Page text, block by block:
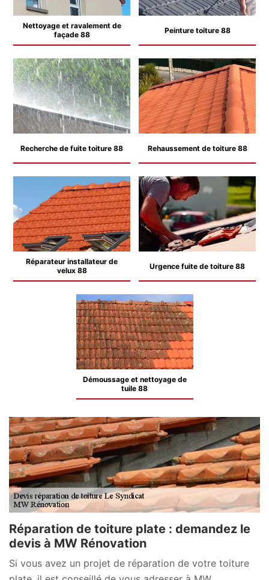
Nettoyage et ravalement de
façade 88
Peinture toiture 88
Recherche de fuite toiture 88 Rehaussement de toiture 88
Réparateur installateur de
velux 88
Urgence fuite de toiture 88
Démoussage et nettoyage de
tuile 88
Réparation de toiture plate : demandez le
devis à MW Rénovation
Si vous avez un projet de réparation de votre toiture